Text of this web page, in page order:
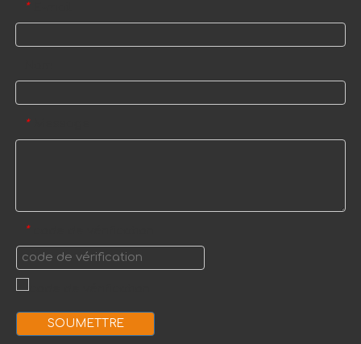
*
*
*
SOUMETTRE